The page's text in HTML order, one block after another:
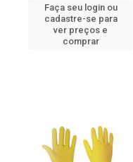
Faça seu login ou
cadastre-se para
ver preços e
comprar